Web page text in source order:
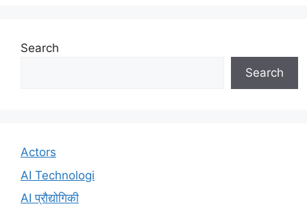
Search
Search
Actors
AI Technologi
AI प्रौद्योगिकी